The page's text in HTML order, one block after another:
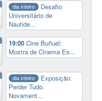
dia inteiro
Desafio
Universitário de
Nautide...
19:00Cine Buñuel:
Mostra de Cinema Es...
dia inteiro
Exposição:
Perder Tudo.
Novament...